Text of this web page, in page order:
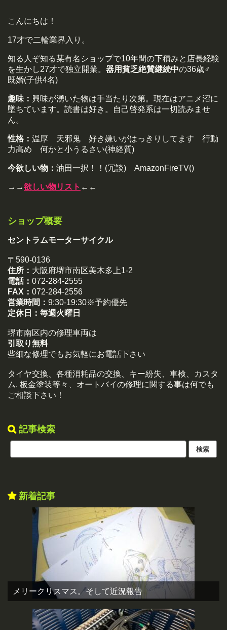
こんにちは！
17才で二輪業界入り。
知る人ぞ知る某有名ショップで10年間の下積みと店長経験
を生かし27才で独立開業。 器用貧乏絶賛継続中の36歳♂
既婚(子供4名)
趣味： 興味が湧いた物は手当たり次第。現在はアニメ沼に
墜ちています。読書は好き。自己啓発系は一切読みませ
ん。
性格： 温厚 天邪鬼 好き嫌いがはっきりしてます 行動
力高め 何かと小うるさい(神経質)
今欲しい物： 油田一択！！(冗談) AmazonFireTV()
→→欲しい物リスト ←←
ショップ概要
セントラムモーターサイクル
〒590-0136
住所： 大阪府堺市南区美木多上1-2
電話： 072-284-2555
FAX： 072-284-2556
営業時間： 9:30-19:30※予約優先
定休日： 毎週火曜日
堺市南区内の修理車両は
引取り無料
些細な修理でもお気軽にお電話下さい
タイヤ交換、各種消耗品の交換、キー紛失、車検、カスタ
ム, 板金塗装等々、オートバイの修理に関する事は何でも
ご相談下さい！
記事検索
新着記事
メリークリスマス。そして近況報告